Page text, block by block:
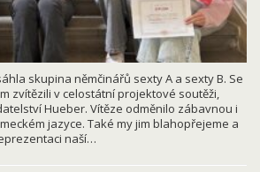
skupina němčinářů sexty A a sexty B. Se
zvítězili v celostátní projektové soutěži,
Hueber. Vítěze odměnilo zábavnou i
jazyce. Také my jim blahopřejeme a
naší…